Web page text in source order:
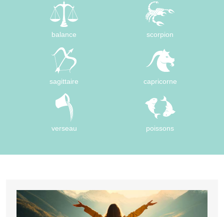
balance scorpion
sagittaire capricorne
verseau poissons